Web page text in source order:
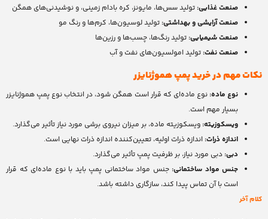
صنعت غذایی: تولید سس‌ها، مایونز، کره بادام زمینی، و نوشیدنی‌های همگن
صنعت آرایشی و بهداشتی: تولید لوسیون‌ها، کرم‌ها و رنگ مو
صنعت شیمیایی: تولید رنگ‌ها، چسب‌ها و رزین‌ها
صنعت نفت: تولید امولسیون‌های نفت و آب
نکات مهم در خرید پمپ هموژنایزر
نوع ماده: نوع ماده‌ای که قرار است همگن شود، در انتخاب نوع پمپ هموژنایزر
بسیار مهم است.
ویسکوزیته: ویسکوزیته ماده، بر میزان نیروی برشی مورد نیاز تأثیر می‌گذارد.
اندازه ذرات: اندازه ذرات اولیه، تعیین‌کننده اندازه ذرات نهایی است.
دبی: دبی مورد نیاز، بر ظرفیت پمپ تأثیر می‌گذارد.
جنس مواد ساختمانی: جنس مواد ساختمانی پمپ باید با نوع ماده‌ای که قرار
است با آن تماس پیدا کند، سازگاری داشته باشد.
کلام آخر